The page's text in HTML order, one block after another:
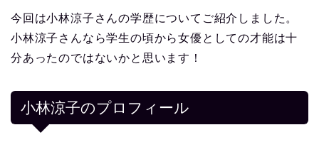
今回は小林涼子さんの学歴についてご紹介しました。
小林涼子さんなら学生の頃から女優としての才能は十
分あったのではないかと思います！
小林涼子のプロフィール